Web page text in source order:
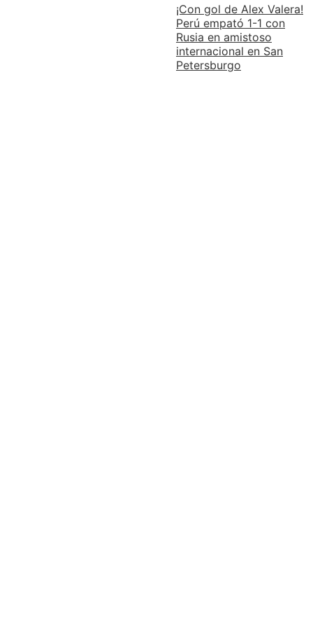
¡Con gol de Alex Valera!
Perú empató 1-1 con
Rusia en amistoso
internacional en San
Petersburgo